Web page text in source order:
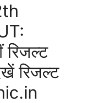
रिजल्ट
रिजल्ट